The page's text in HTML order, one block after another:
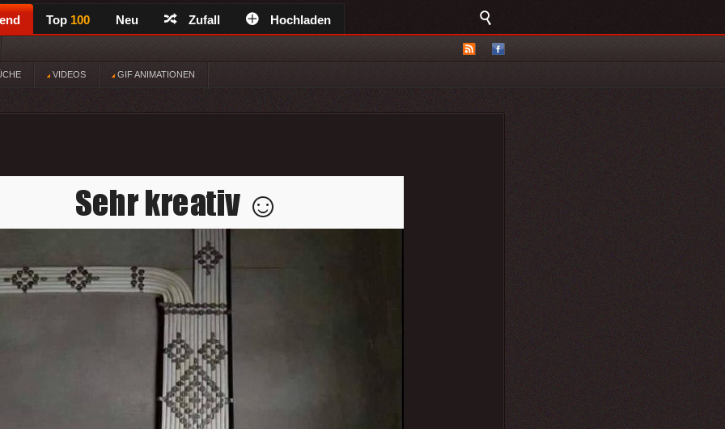
Top 100 Neu Zufall Hochladen
VIDEOS GIF ANIMATIONEN